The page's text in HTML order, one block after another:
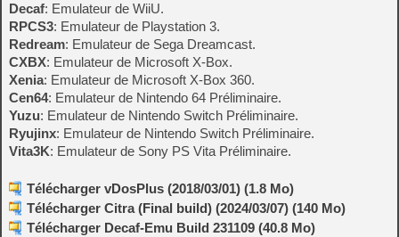
Decaf: Emulateur de WiiU.
RPCS3: Emulateur de Playstation 3.
Redream: Emulateur de Sega Dreamcast.
CXBX: Emulateur de Microsoft X-Box.
Xenia: Emulateur de Microsoft X-Box 360.
Cen64: Emulateur de Nintendo 64 Préliminaire.
Yuzu: Emulateur de Nintendo Switch Préliminaire.
Ryujinx: Emulateur de Nintendo Switch Préliminaire.
Vita3K: Emulateur de Sony PS Vita Préliminaire.
Télécharger vDosPlus (2018/03/01) (1.8 Mo)
Télécharger Citra (Final build) (2024/03/07) (140 Mo)
Télécharger Decaf-Emu Build 231109 (40.8 Mo)